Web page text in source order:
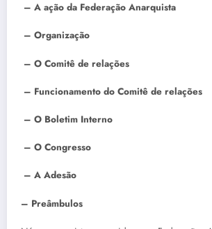
 – A ação da Federação Anarquista
 – Organização
 – O Comitê de relações
 – Funcionamento do Comitê de relações
 – O Boletim Interno
 – O Congresso
 – A Adesão
– Preâmbulos